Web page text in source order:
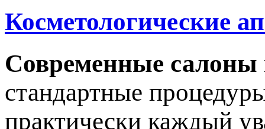
Косметологические
Современные салоны
стандартные
практически каждый